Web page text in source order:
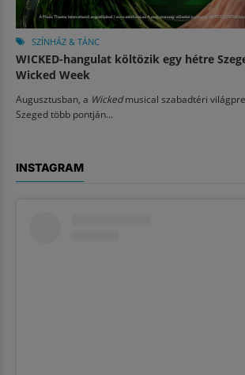
SZÍNHÁZ & TÁNC
WICKED-hangulat költözik egy hétre
Wicked Week
Augusztusban, a Wickedmusical szabadtéri
Szeged több pontján...
INSTAGRAM